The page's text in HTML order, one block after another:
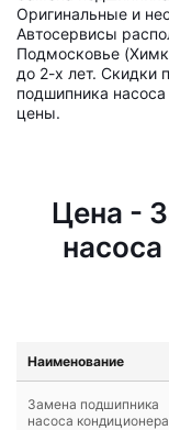
Оригинальные и
Автосервисы
Подмосковье
до 2-х лет. Скидки
подшипника
цены.
Цена -
Наименование
Замена подшипника
насоса кондиционера